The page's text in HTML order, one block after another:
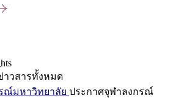
าวสารทั้งหมด
ณ์มหาวิทยาลัย ประกาศจุฬาลงกรณ์